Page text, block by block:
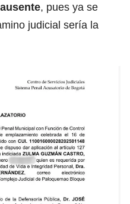
, pues ya se
judicial sería la